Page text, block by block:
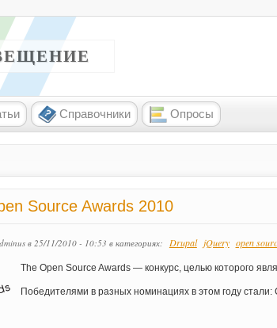
Справочники Опросы
Source Awards 2010
в 25/11/2010 - 10:53 в категориях: Drupal jQuery open
The Open Source Awards — конкурс, целью которого
Победителями в разных номинациях в этом году